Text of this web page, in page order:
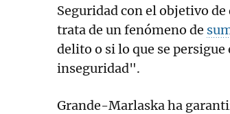
Seguridad con el objetivo
trata de un fenómeno de
delito o si lo que se
inseguridad".
Grande-Marlaska ha